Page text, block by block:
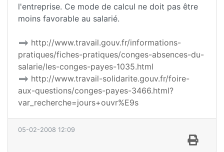
l'entreprise. Ce mode de calcul ne doit pas être
moins favorable au salarié.
==> http://www.travail.gouv.fr/informations-
pratiques/fiches-pratiques/conges-absences-du-
salarie/les-conges-payes-1035.html
==> http://www.travail-solidarite.gouv.fr/foire-
aux-questions/conges-payes-3466.html?
var_recherche=jours+ouvr%E9s
05-02-2008 12:09